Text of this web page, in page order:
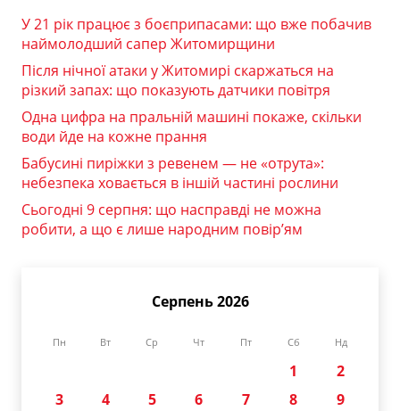
У 21 рік працює з боєприпасами: що вже побачив
наймолодший сапер Житомирщини
Після нічної атаки у Житомирі скаржаться на
різкий запах: що показують датчики повітря
Одна цифра на пральній машині покаже, скільки
води йде на кожне прання
Бабусині пиріжки з ревенем — не «отрута»:
небезпека ховається в іншій частині рослини
Сьогодні 9 серпня: що насправді не можна
робити, а що є лише народним повір’ям
Серпень 2026
Пн Вт Ср Чт Пт Сб Нд
1
2
3
4 5 6 7 8
9